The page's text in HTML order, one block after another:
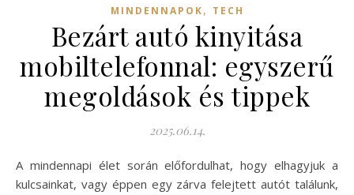
MINDENNAPOK, TECH
Bezárt autó kinyitása
mobiltelefonnal: egyszerű
megoldások és tippek
2025.06.14.
A mindennapi élet során előfordulhat, hogy elhagyjuk a
kulcsainkat, vagy éppen egy zárva felejtett autót találunk,